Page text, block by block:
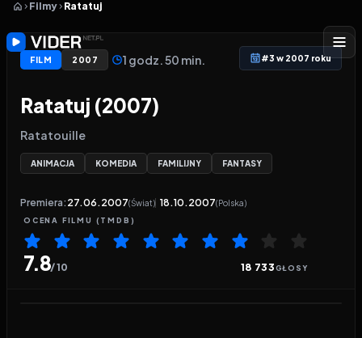
Filmy Ratatuj
FILM 2007 1 godz. 50 min. #3 w 2007 roku
Ratatuj (2007)
Ratatouille
ANIMACJA KOMEDIA FAMILIJNY FANTASY
Premiera: 27.06.2007(Świat) 18.10.2007(Polska)
OCENA FILMU (TMDB)
7.8/ 10 18 733GŁOSY